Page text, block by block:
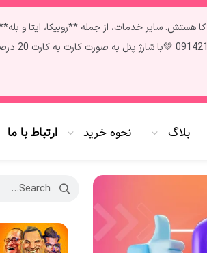
تمام سرویس‌ها آپدیت و فعال هستن ✅ فقط **فالوور و لایک ایرانی** به‌دلیل قطعی اینترنت داخل ایران سرعت انجامشون روزی حدود ۲ کا
بلاگ نحوه خرید ارتباط با ما